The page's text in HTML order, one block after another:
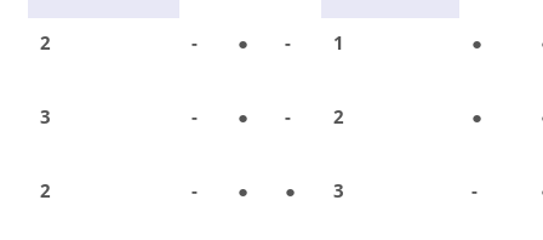
2 - ● - 1 ●
3 - ● - 2 ●
2 - ● ● 3 -